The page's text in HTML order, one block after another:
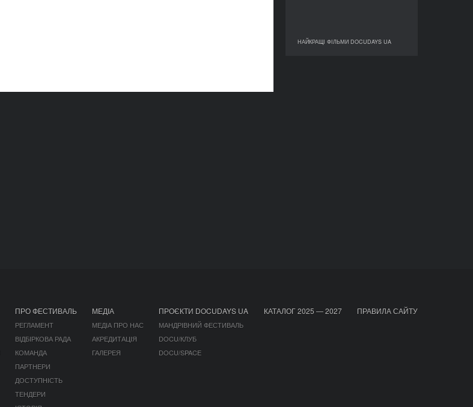
НАЙКРАЩІ ФІЛЬМИ DOCUDAYS UA
НАЙКРАЩІ ФІЛЬМИ DOCUDAYS UA
ПРО ФЕСТИВАЛЬ
РЕГЛАМЕНТ
ВІДБІРКОВА РАДА
КОМАНДА
ПАРТНЕРИ
ДОСТУПНІСТЬ
ТЕНДЕРИ
МЕДІА
МЕДІА ПРО НАС
АКРЕДИТАЦІЯ
ГАЛЕРЕЯ
ПРОЄКТИ DOCUDAYS UA
МАНДРІВНИЙ ФЕСТИВАЛЬ
DOCU/КЛУБ
DOCU/SPACE
КАТАЛОГ 2025 — 2027 ПРАВИЛА САЙТУ